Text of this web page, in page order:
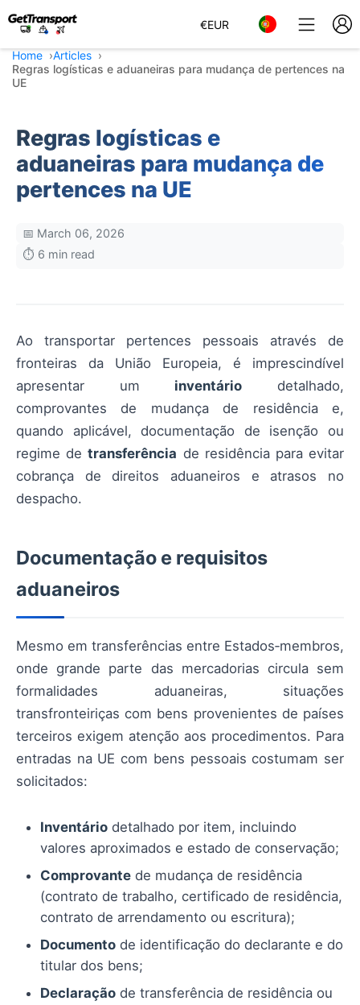
€EUR
Home
Articles
Regras logísticas e aduaneiras para mudança de pertences na
UE
Regras logísticas e
aduaneiras para mudança de
pertences na UE
📅 March 06, 2026
⏱️ 6 min read
Ao transportar pertences pessoais através de
fronteiras da União Europeia, é imprescindível
apresentar um inventário detalhado,
comprovantes de mudança de residência e,
quando aplicável, documentação de isenção ou
regime detransferência de residência para evitar
cobrança de direitos aduaneiros e atrasos no
despacho.
Documentação e requisitos
aduaneiros
Mesmo em transferências entre Estados‑membros,
onde grande parte das mercadorias circula sem
formalidades aduaneiras, situações
transfronteiriças com bens provenientes de países
terceiros exigem atenção aos procedimentos. Para
entradas na UE com bens pessoais costumam ser
solicitados:
Inventário detalhado por item, incluindo
valores aproximados e estado de conservação;
Comprovante de mudança de residência
(contrato de trabalho, certificado de residência,
contrato de arrendamento ou escritura);
Documento de identificação do declarante e do
titular dos bens;
Declaração de transferência de residência ou